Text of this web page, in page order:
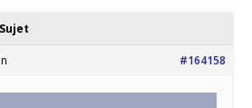
Sujet
#164158